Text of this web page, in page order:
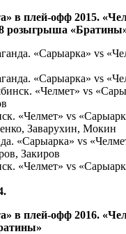
в плей-офф 2015.
розыгрыша
«Сарыарка» vs
«Сарыарка» vs
«Челмет» vs
«Челмет» vs
Заварухин, Мокин
«Сарыарка» vs
Закиров
«Челмет» vs
в плей-офф 2016.